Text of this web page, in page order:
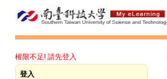
權限不足! 請先登入
登入